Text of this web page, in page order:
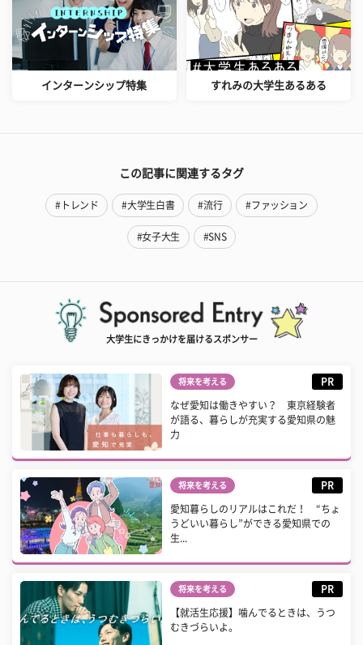
インターンシップ特集 すれみの大学生あるある
この記事に関連するタグ
#トレンド #大学生白書 #流行 #ファッション
#女子大生 #SNS
大学生にきっかけを届けるスポンサー
将来を考える PR
なぜ愛知は働きやすい？ 東京経験者
が語る、暮らしが充実する愛知県の魅
力
将来を考える PR
愛知暮らしのリアルはこれだ！ “ちょ
うどいい暮らし”ができる愛知県での
生...
将来を考える PR
【就活生応援】噛んでるときは、うつ
むきづらいよ。